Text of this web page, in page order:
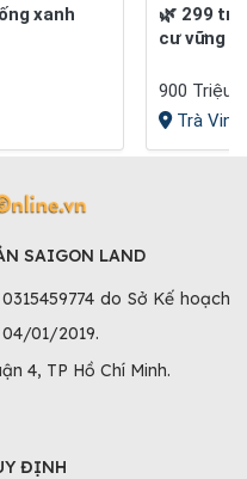
🌿 299 triệu nhận ngay nhà ở xã hội – an
cư vững
900 Triệu/
Trà
SAIGON LAND
do Sở Kế hoạch
01/2019.
4, TP Hồ Chí Minh.
ĐỊNH